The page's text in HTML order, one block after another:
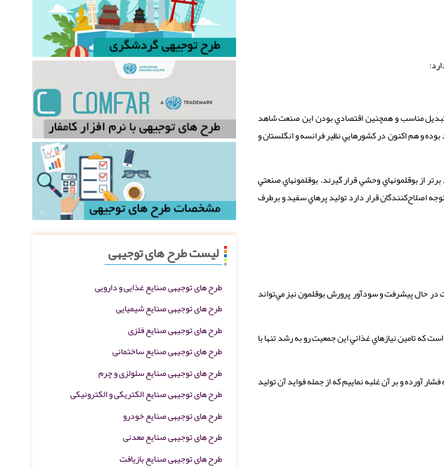
لیست طرح های توجیهی
طرح های توجیهی صنایع غذایی و دارویی
طرح های توجیهی صنایع شیمیایی
طرح های توجیهی صنایع فلزی
طرح های توجیهی صنایع ساختمانی
طرح های توجیهی صنایع سلولزی و چرم
طرح های توجیهی صنایع الکتریکی و الکترونیکی
طرح های توجیهی صنایع خودرو
طرح های توجیهی صنایع معدنی
طرح های توجیهی صنایع بازیافت
تبديل مناسب و همچنين اقتصادي بودن اين صنعت شاهد
و هم اكنون در كشورهايي نظير فرانسه و انگلستان و
از بوقلمونهاي وحشي قرار گيرند. بوقلمونهاي صنعتي
اصلاح‌كنندگان قرار دارد توليد پرهاي سفيد و برطرف
حال پيشرفت و سودآور پرورش بوقلمون نيز مي‌تواند
که تامين نيازهاي غذائي اين جمعيت رو به رشد تنها با
آورده و بر آن غلبه نماييم كه از جمله فوايد آن توليد